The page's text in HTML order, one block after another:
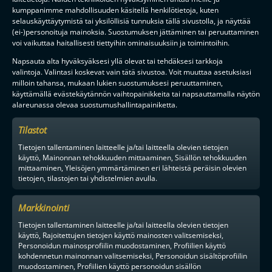
kumppanimme mahdollisuuden käsitellä henkilötietoja, kuten
selauskäyttäytymistä tai yksilöllisiä tunnuksia tällä sivustolla, ja näyttää
(ei-)personoituja mainoksia. Suostumuksen jättäminen tai peruuttaminen
voi vaikuttaa haitallisesti tiettyihin ominaisuuksiin ja toimintoihin.
Napsauta alta hyväksyäksesi yllä olevat tai tehdäksesi tarkkoja
valintoja. Valintasi koskevat vain tätä sivustoa. Voit muuttaa asetuksiasi
milloin tahansa, mukaan lukien suostumuksesi peruuttaminen,
käyttämällä evästekäytännön vaihtopainikkeita tai napsauttamalla näytön
alareunassa olevaa suostumushallintapainiketta.
Tilastot
Tietojen tallentaminen laitteelle ja/tai laitteella olevien tietojen
käyttö, Mainonnan tehokkuuden mittaaminen, Sisällön tehokkuuden
mittaaminen, Yleisöjen ymmärtäminen eri lähteistä peräisin olevien
tietojen, tilastojen tai yhdistelmien avulla.
Markkinointi
Tietojen tallentaminen laitteelle ja/tai laitteella olevien tietojen
käyttö, Rajoitettujen tietojen käyttö mainosten valitsemiseksi,
Personoidun mainosprofiilin muodostaminen, Profiilien käyttö
kohdennetun mainonnan valitsemiseksi, Personoidun sisältöprofiilin
muodostaminen, Profiilien käyttö personoidun sisällön